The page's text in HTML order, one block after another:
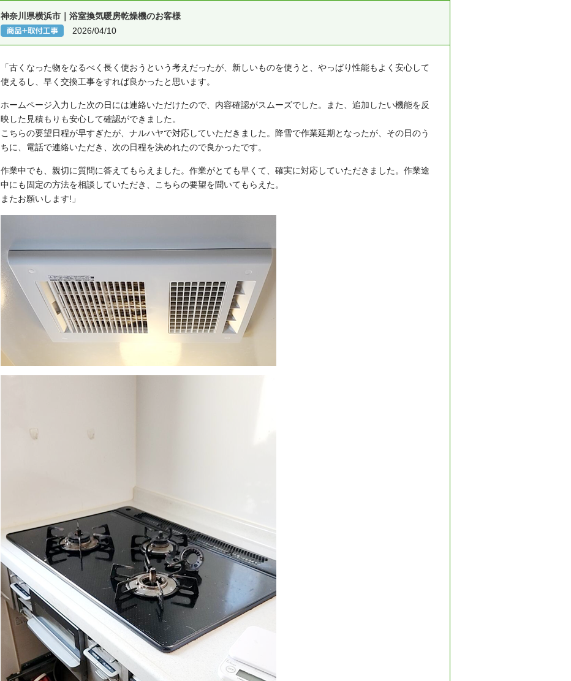
神奈川県横浜市｜浴室換気暖房乾燥機のお客様
2026/04/10
「古くなった物をなるべく長く使おうという考えだったが、新しいものを使うと、やっぱり性能もよく安心して
使えるし、早く交換工事をすれば良かったと思います。
ホームページ入力した次の日には連絡いただけたので、内容確認がスムーズでした。また、追加したい機能を反
映した見積もりも安心して確認ができました。
こちらの要望日程が早すぎたが、ナルハヤで対応していただきました。降雪で作業延期となったが、その日のう
ちに、電話で連絡いただき、次の日程を決めれたので良かったです。
作業中でも、親切に質問に答えてもらえました。作業がとても早くて、確実に対応していただきました。作業途
中にも固定の方法を相談していただき、こちらの要望を聞いてもらえた。
またお願いします!」